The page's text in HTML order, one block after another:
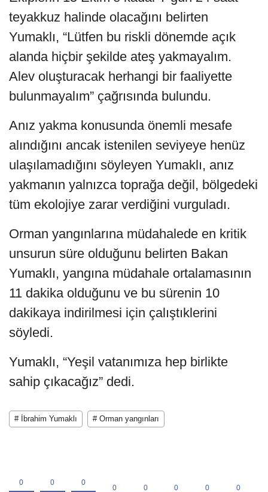
teyakkuz halinde olacağını belirten
Yumaklı, “Lütfen bu riskli dönemde açık
alanda hiçbir şekilde ateş yakmayalım.
Alev oluşturacak herhangi bir faaliyette
bulunmayalım” çağrısında bulundu.
Anız yakma konusunda önemli mesafe
alındığını ancak istenilen seviyeye henüz
ulaşılamadığını söyleyen Yumaklı, anız
yakmanın yalnızca toprağa değil, bölgedeki
tüm ekolojiye zarar verdiğini vurguladı.
Orman yangınlarına müdahalede en kritik
unsurun süre olduğunu belirten Bakan
Yumaklı, yangına müdahale ortalamasının
11 dakika olduğunu ve bu sürenin 10
dakikaya indirilmesi için çalıştıklerini
söyledi.
Yumaklı, “Yeşil vatanımıza hep birlikte
sahip çıkacağız” dedi.
# İbrahim Yumaklı # Orman yangınları